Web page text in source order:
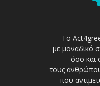
Το
με μοναδικό
όσο και
τους
που